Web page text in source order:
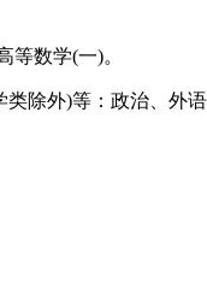
数学(一)。
除外)等：政治、外语